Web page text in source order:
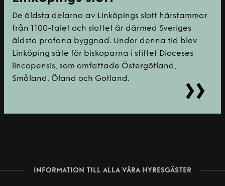
De äldsta delarna av Linköpings slott härstammar
från 1100-talet och slottet är därmed Sveriges
äldsta profana byggnad. Under denna tid blev
Linköping säte för biskoparna i stiftet Dioceses
lincopensis, som omfattade Östergötland,
Småland, Öland och Gotland.
INFORMATION TILL ALLA VÅRA HYRESGÄSTER